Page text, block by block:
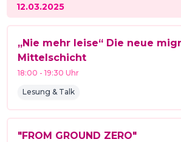
12.03.2025
„Nie mehr leise“ Die neue
Mittelschicht
18:00 -19:30 Uhr
Lesung & Talk
"FROM GROUND ZERO"